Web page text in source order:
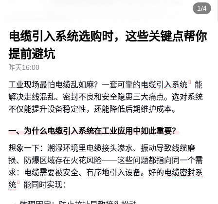
1/4
电缆引入系统选购时，这些关键点帮你
提前避坑
昨天16:00
工业现场最怕电缆乱如麻？一套可靠的电缆引入系统
能
解决走线混乱、密封不良和安全隐患三大痛点。选对系统
不仅能提升设备稳定性，还能降低后期维护成本。
一、为什么电缆引入系统在工业应用中如此重要？
想象一下：潮湿环境里电缆接头渗水、振动导致线缆磨
损、防爆区域存在火花风险——这些问题都指向同一个需
求：电缆需要被安全、有序地引入设备。好的电缆密封系
统
能同时实现：